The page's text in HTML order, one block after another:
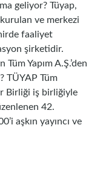
geliyor? Tüyap,
ve merkezi
faaliyet
şirketidir.
Yapım A.Ş.’den
TÜYAP Tüm
Birliği iş birliğiyle
42.
aşkın yayıncı ve